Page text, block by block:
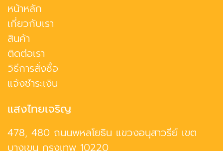
หน้าหลัก
เกี่ยวกับเรา
สินค้า
ติดต่อเรา
วิธีการสั่งซื้อ
แจ้งชำระเงิน
แสงไทยเจริญ
478, 480 ถนนพหลโยธิน แขวงอนุสาวรีย์ เขต
บางเขน กรุงเทพ 10220